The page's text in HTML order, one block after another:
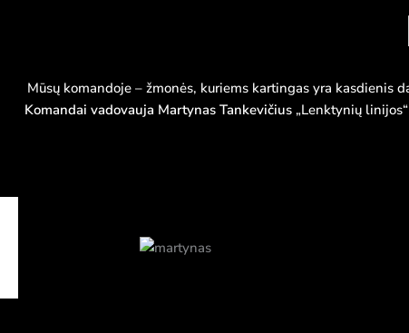
Mūsų komandoje – žmonės, kuriems kartingas yra kasdienis
Komandai vadovauja Martynas Tankevičius„Lenktynių